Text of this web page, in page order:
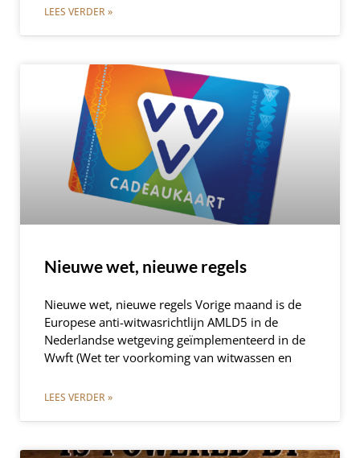
LEES VERDER »
Nieuwe wet, nieuwe regels
Nieuwe wet, nieuwe regels Vorige maand is de
Europese anti-witwasrichtlijn AMLD5 in de
Nederlandse wetgeving geïmplementeerd in de
Wwft (Wet ter voorkoming van witwassen en
LEES VERDER »